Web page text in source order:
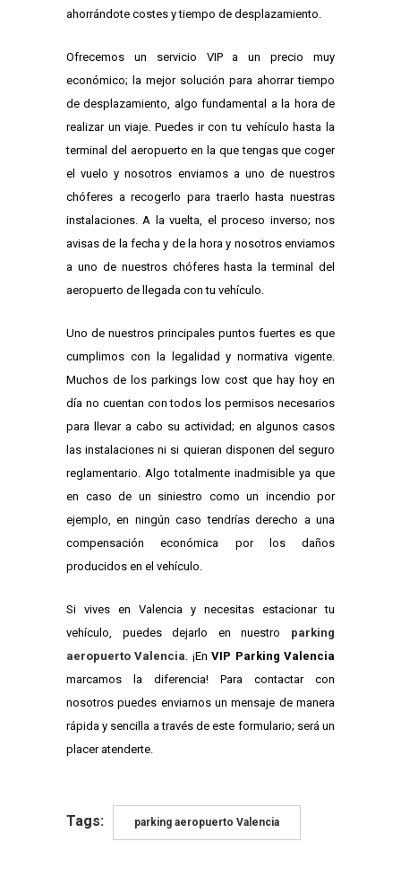
ahorrándote costes y tiempo de desplazamiento.
Ofrecemos un servicio VIP a un precio muy
económico; la mejor solución para ahorrar tiempo
de desplazamiento, algo fundamental a la hora de
realizar un viaje. Puedes ir con tu vehículo hasta la
terminal del aeropuerto en la que tengas que coger
el vuelo y nosotros enviamos a uno de nuestros
chóferes a recogerlo para traerlo hasta nuestras
instalaciones. A la vuelta, el proceso inverso; nos
avisas de la fecha y de la hora y nosotros enviamos
a uno de nuestros chóferes hasta la terminal del
aeropuerto de llegada con tu vehículo.
Uno de nuestros principales puntos fuertes es que
cumplimos con la legalidad y normativa vigente.
Muchos de los parkings low cost que hay hoy en
día no cuentan con todos los permisos necesarios
para llevar a cabo su actividad; en algunos casos
las instalaciones ni si quieran disponen del seguro
reglamentario. Algo totalmente inadmisible ya que
en caso de un siniestro como un incendio por
ejemplo, en ningún caso tendrías derecho a una
compensación económica por los daños
producidos en el vehículo.
Si vives en Valencia y necesitas estacionar tu
vehículo, puedes dejarlo en nuestro parking
aeropuerto Valencia . ¡EnVIP Parking Valencia
marcamos la diferencia! Para contactar con
nosotros puedes enviarnos un mensaje de manera
rápida y sencilla a través de este formulario; será un
placer atenderte.
Tags: parking aeropuerto Valencia